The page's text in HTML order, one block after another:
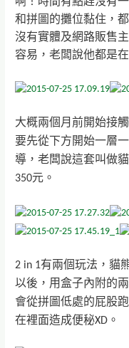
啊！ 時間有點趕沒有
和拼圖的攤位黏住，
沒有實體及網路販售
容易，老闆說他都是
大概兩個月前開始接
要先從下方開始一層
導，老闆說這套叫做
350元 。
2 in 1有兩個玩法，貓
以後，用盒子內附的
會從拼圖低處的屁股
在裡面造成便秘XD。